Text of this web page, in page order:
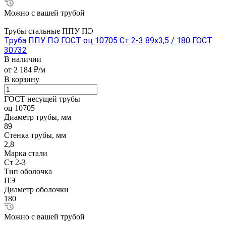
Можно с вашей трубой
Трубы стальные ППУ ПЭ
Труба ППУ ПЭ ГОСТ оц 10705 Ст 2-3 89x3,5 / 180 ГОСТ
30732
В наличии
от 2 184 ₽/м
В корзину
ГОСТ несущей трубы
оц 10705
Диаметр трубы, мм
89
Стенка трубы, мм
2,8
Марка стали
Ст 2-3
Тип оболочка
ПЭ
Диаметр оболочки
180
Можно с вашей трубой